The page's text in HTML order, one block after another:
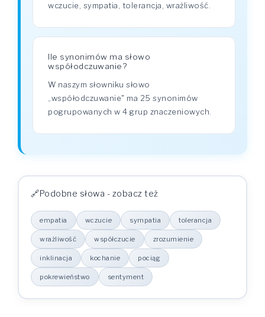
wczucie, sympatia, tolerancja, wrażliwość.
Ile synonimów ma słowo
współodczuwanie?
W naszym słowniku słowo
„współodczuwanie" ma 25 synonimów
pogrupowanych w 4 grup znaczeniowych.
Podobne słowa - zobacz też
empatia wczucie sympatia tolerancja
wrażliwość współczucie zrozumienie
inklinacja kochanie pociąg
pokrewieństwo sentyment